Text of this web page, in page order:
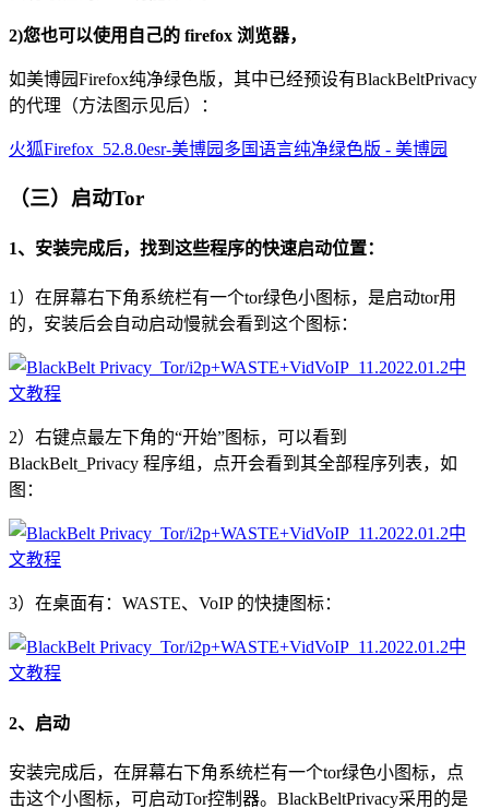
2)您也可以使用自己的 firefox 浏览器，
如美博园Firefox纯净绿色版，其中已经预设有BlackBeltPrivacy
的代理（方法图示见后）：
火狐Firefox_52.8.0esr-美博园多国语言纯净绿色版 - 美博园
（三）启动Tor
1、安装完成后，找到这些程序的快速启动位置：
1）在屏幕右下角系统栏有一个tor绿色小图标，是启动tor用
的，安装后会自动启动慢就会看到这个图标：
2）右键点最左下角的“开始”图标，可以看到
BlackBelt_Privacy 程序组，点开会看到其全部程序列表，如
图：
3）在桌面有：WASTE、VoIP 的快捷图标：
2、启动
安装完成后，在屏幕右下角系统栏有一个tor绿色小图标，点
击这个小图标，可启动Tor控制器。BlackBeltPrivacy采用的是